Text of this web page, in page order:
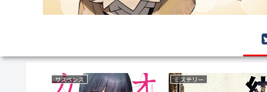
サスペンス ミステリー